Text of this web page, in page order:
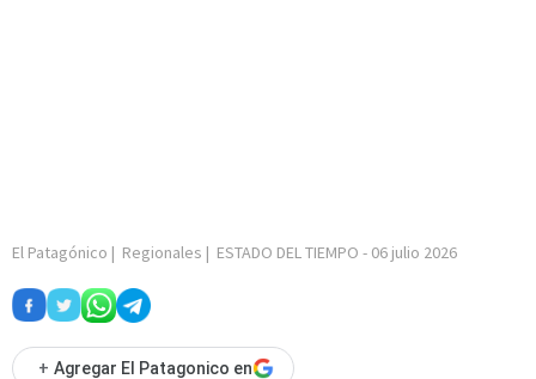
El Patagónico | Regionales | ESTADO DEL TIEMPO - 06 julio 2026
+ Agregar El Patagonico en